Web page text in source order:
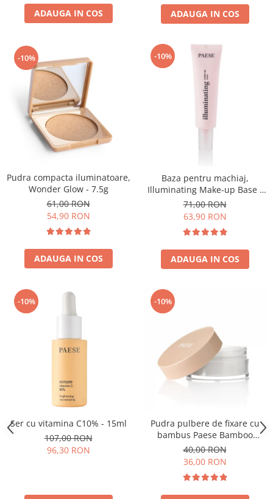
ADAUGA IN COS ADAUGA IN COS
-10%
Pudra compacta iluminatoare,
Wonder Glow - 7.5g
61,00 RON
54,90 RON
ADAUGA IN COS
-10%
Baza pentru machiaj,
Illuminating Make-up Base -
30ml
71,00 RON
63,90 RON
ADAUGA IN COS
-10%
Ser cu vitamina C10% - 15ml
107,00 RON
96,30 RON
-10%
Pudra pulbere de fixare cu
bambus Paese Bamboo
Powder - 5g
40,00 RON
36,00 RON